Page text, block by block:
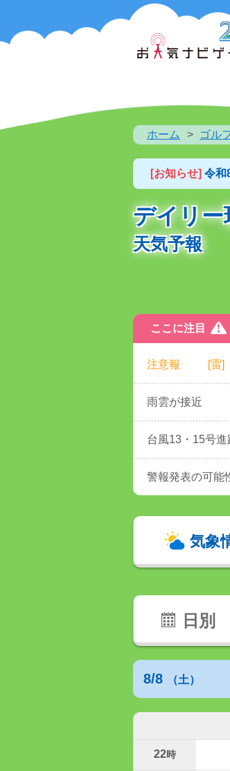
ホーム ゴル
[お知らせ] 令和
デイリー
天気予報
ここに注目
注意報 [雷]
雨雲が接近
台風13・15号進
警報発表の可能
気象
日別
8/8 （土）
22時